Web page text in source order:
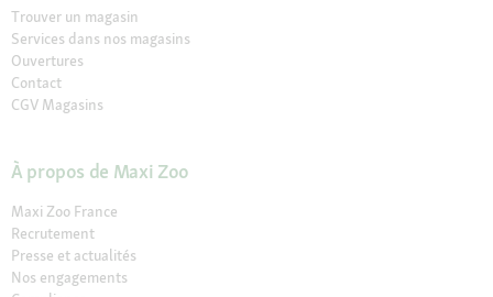
Trouver un magasin
Services dans nos magasins
Ouvertures
Contact
CGV Magasins
À propos de Maxi Zoo
Maxi Zoo France
Recrutement
Presse et actualités
Nos engagements